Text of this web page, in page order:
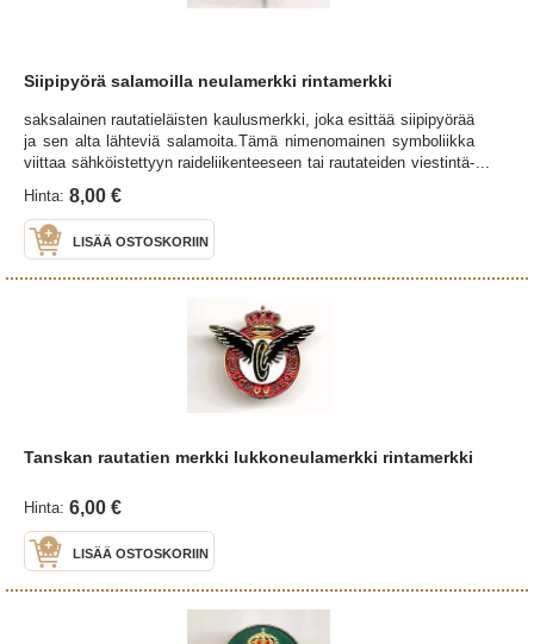
Siipipyörä salamoilla neulamerkki rintamerkki
saksalainen rautatieläisten kaulusmerkki, joka esittää siipipyörää
ja sen alta lähteviä salamoita.Tämä nimenomainen symboliikka
viittaa sähköistettyyn raideliikenteeseen tai rautateiden viestintä-
parissa työskennelleeseen henkilöstöön. Vastaavia siivillä ja
salamoilla varustettuja "kipinäsiipipyöriä" käytettiin laajasti
saksalaisissa virkapuvuissa (esimerkiksi Deutsche Reichsbahn -
Hinta: 8,00 €
LISÄÄ OSTOSKORIIN
Tanskan rautatien merkki lukkoneulamerkki rintamerkki
Hinta: 6,00 €
LISÄÄ OSTOSKORIIN